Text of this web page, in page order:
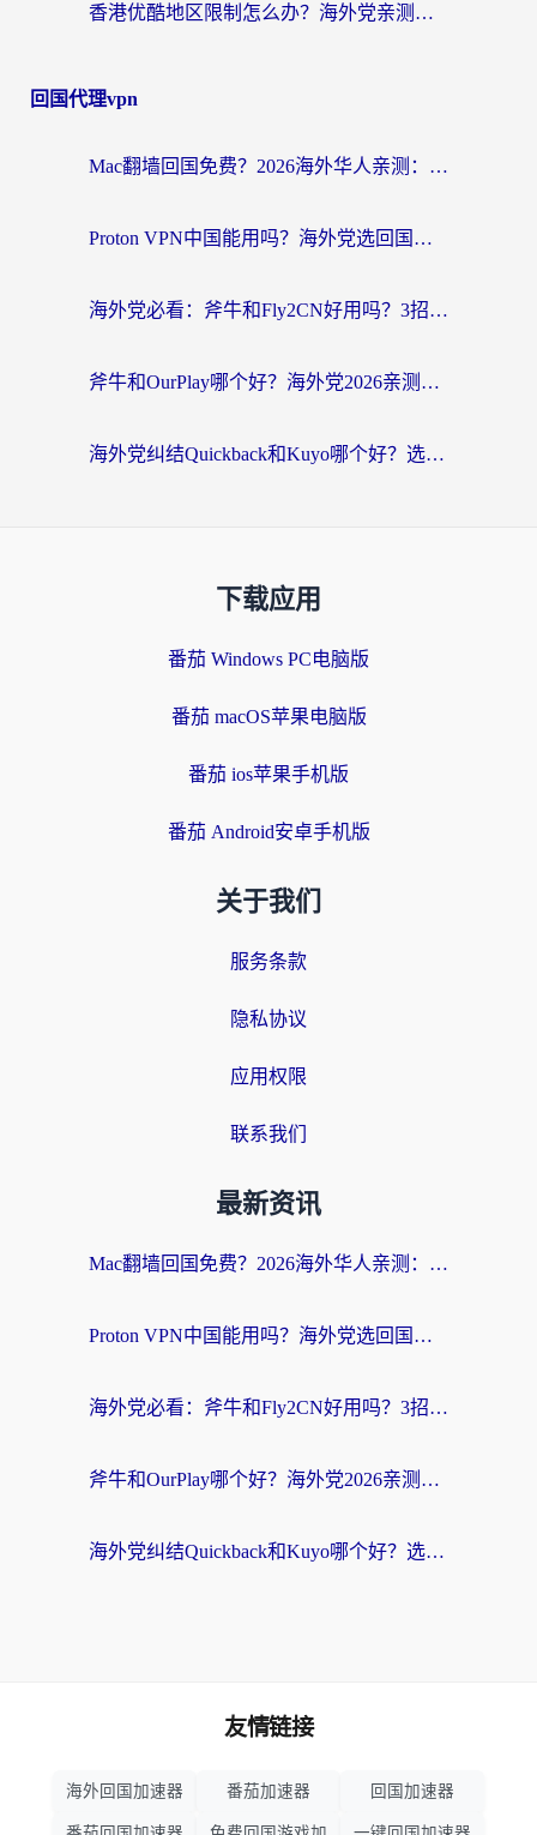
香港优酷地区限制怎么办？海外党亲测有效的追剧解决方案
回国代理vpn
Mac翻墙回国免费？2026海外华人亲测：从CCTV5直播到国内APP，这样选加速器才靠谱
Proton VPN中国能用吗？海外党选回国加速器的避坑指南（附番茄加速器实测）
海外党必看：斧牛和Fly2CN好用吗？3招教你选对回国加速器（附免费试用攻略）
斧牛和OurPlay哪个好？海外党2026亲测：选对加速器，国内资源秒加载
海外党纠结Quickback和Kuyo哪个好？选对回国加速器才能无缝刷国内资源
下载应用
番茄 Windows PC电脑版
番茄 macOS苹果电脑版
番茄 ios苹果手机版
番茄 Android安卓手机版
关于我们
服务条款
隐私协议
应用权限
联系我们
最新资讯
Mac翻墙回国免费？2026海外华人亲测：从CCTV5直播到国内APP，这样选加速器才靠谱
Proton VPN中国能用吗？海外党选回国加速器的避坑指南（附番茄加速器实测）
海外党必看：斧牛和Fly2CN好用吗？3招教你选对回国加速器（附免费试用攻略）
斧牛和OurPlay哪个好？海外党2026亲测：选对加速器，国内资源秒加载
海外党纠结Quickback和Kuyo哪个好？选对回国加速器才能无缝刷国内资源
友情链接
海外回国加速器 番茄加速器 回国加速器